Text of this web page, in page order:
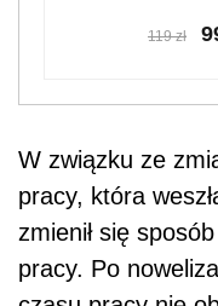
119 zł
W związku ze
pracy, która
zmienił się
pracy. Po